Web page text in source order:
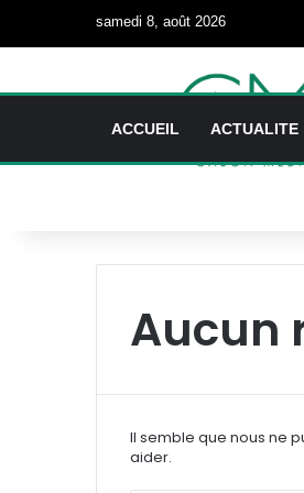
samedi 8, août 2026
ACCUEIL ACTUALITE
Aucun
Il semble que nous ne
aider.